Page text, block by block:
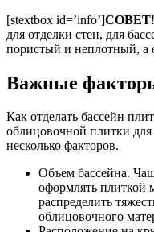
[stextbox id=’info’]СОВЕТ
для отделки стен, для
пористый и неплотный, а
Важные
Как отделать бассейн
облицовочной плитки
несколько факторов.
Объем бассейна.
оформлять плиткой
распределить
облицовочного